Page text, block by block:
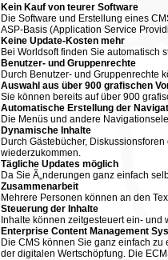
Kein Kauf von teurer Software
Die Software und Erstellung eines
ASP-Basis (Application Service
Keine Update-Kosten mehr
Bei Worldsoft finden Sie automatisch
Benutzer- und Gruppenrechte
Durch Benutzer- und Gruppenrechte
Auswahl aus über 900 grafischen
Sie können bereits auf über 900
Automatische Erstellung der
Die Menüs und andere
Dynamische Inhalte
Durch Gästebücher,
wiederzukommen.
Tägliche Updates möglich
Da Sie Ã„nderungen ganz einfach
Zusammenarbeit
Mehrere Personen können an den
Steuerung der Inhalte
Inhalte können zeitgesteuert ein-
Enterprise Content Management
Die CMS können Sie ganz einfach
der digitalen Wertschöpfung. Die